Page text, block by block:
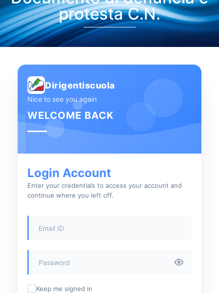
protesta C.N.
Dirigentiscuola
Nice to see you again
WELCOME BACK
Login Account
Enter your credentials to access your account and
continue where you left off.
Keep me signed in